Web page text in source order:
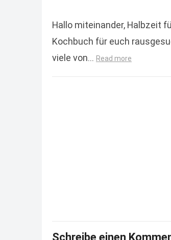
Hallo miteinander, Halbzeit
Kochbuch für euch
viele von… Read more
Schreibe einen